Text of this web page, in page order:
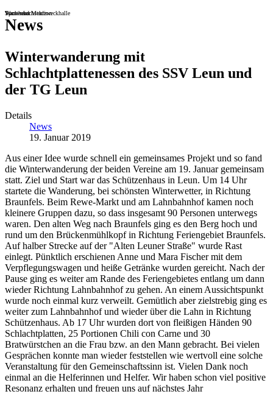
Sportheim
Turn- und Mehrzweckhalle
Wackenbachstadion
News
Winterwanderung mit
Schlachtplattenessen des SSV Leun und
der TG Leun
Details
News
19. Januar 2019
Aus einer Idee wurde schnell ein gemeinsames Projekt und so fand
die Winterwanderung der beiden Vereine am 19. Januar gemeinsam
statt. Ziel und Start war das Schützenhaus in Leun. Um 14 Uhr
startete die Wanderung, bei schönsten Winterwetter, in Richtung
Braunfels. Beim Rewe-Markt und am Lahnbahnhof kamen noch
kleinere Gruppen dazu, so dass insgesamt 90 Personen unterwegs
waren. Den alten Weg nach Braunfels ging es den Berg hoch und
rund um den Brückenmühlkopf in Richtung Feriengebiet Braunfels.
Auf halber Strecke auf der "Alten Leuner Straße" wurde Rast
einlegt. Pünktlich erschienen Anne und Mara Fischer mit dem
Verpflegungswagen und heiße Getränke wurden gereicht. Nach der
Pause ging es weiter am Rande des Feriengebietes entlang um dann
wieder Richtung Lahnbahnhof zu gehen. An einem Aussichtspunkt
wurde noch einmal kurz verweilt. Gemütlich aber zielstrebig ging es
weiter zum Lahnbahnhof und wieder über die Lahn in Richtung
Schützenhaus. Ab 17 Uhr wurden dort von fleißigen Händen 90
Schlachtplatten, 25 Portionen Chili con Carne und 30
Bratwürstchen an die Frau bzw. an den Mann gebracht. Bei vielen
Gesprächen konnte man wieder feststellen wie wertvoll eine solche
Veranstaltung für den Gemeinschaftssinn ist. Vielen Dank noch
einmal an die Helferinnen und Helfer. Wir haben schon viel positive
Resonanz erhalten und freuen uns auf nächstes Jahr